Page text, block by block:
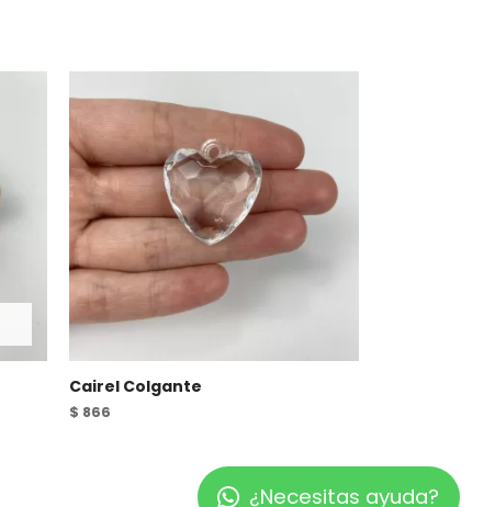
Cairel Colgante
$ 866
¿Necesitas ayuda?